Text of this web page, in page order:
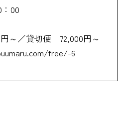
00
～／貸切便 72,000円～
free/-6